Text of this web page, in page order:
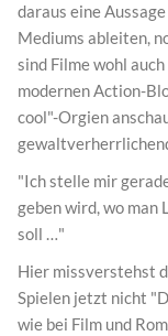
daraus eine
Mediums ableiten,
sind Filme wohl
modernen Action-
cool"-Orgien
"Ich stelle mir
geben wird, wo
soll …"
Hier missverstehst
Spielen jetzt nicht
wie bei Film und